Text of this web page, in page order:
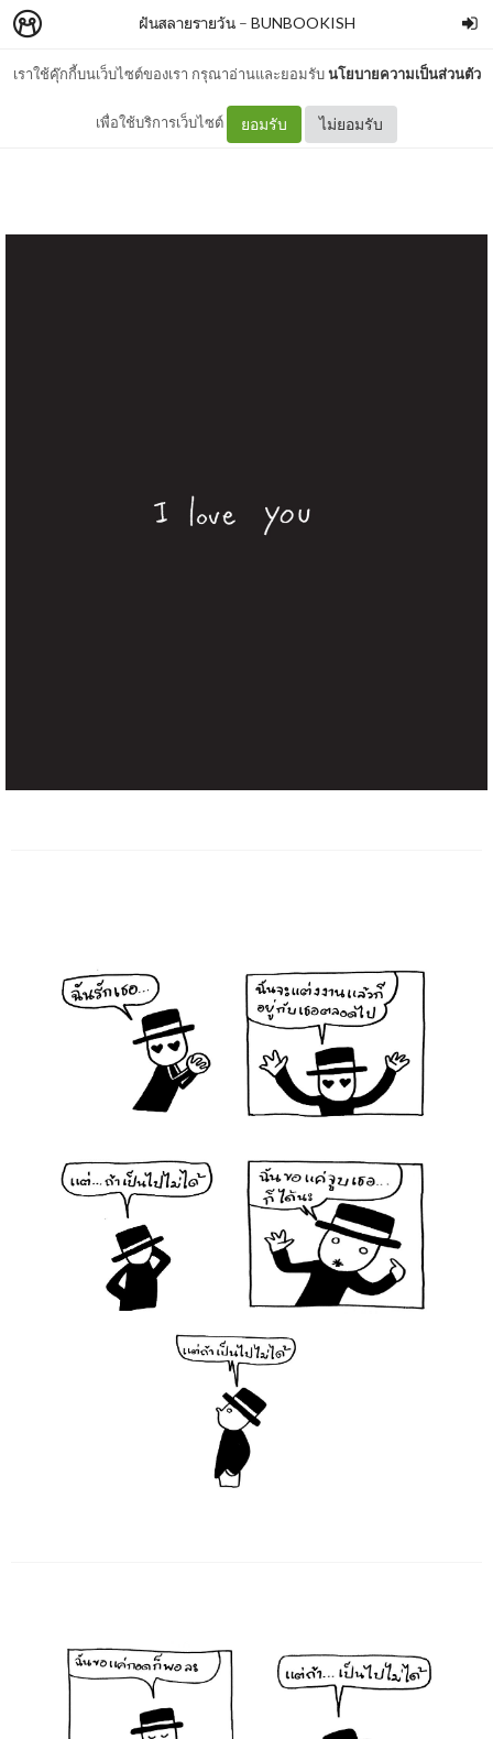
เราใช้คุ๊กกี้บนเว็บไซต์ของเรา กรุณาอ่านและยอมรับนโยบายความเป็นส่วนตัว
เพื่อใช้บริการเว็บไซต์ ยอมรับ ไม่ยอมรับ
ฝันสลายรายวัน– BUNBOOKISH
I love you